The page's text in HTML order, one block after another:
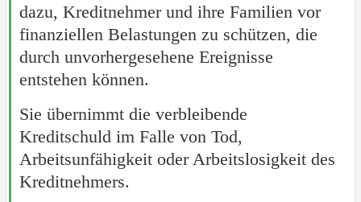
dazu, Kreditnehmer und ihre Familien vor
finanziellen Belastungen zu schützen, die
durch unvorhergesehene Ereignisse
entstehen können.
Sie übernimmt die verbleibende
Kreditschuld im Falle von Tod,
Arbeitsunfähigkeit oder Arbeitslosigkeit des
Kreditnehmers.